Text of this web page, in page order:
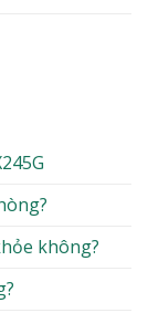
không?